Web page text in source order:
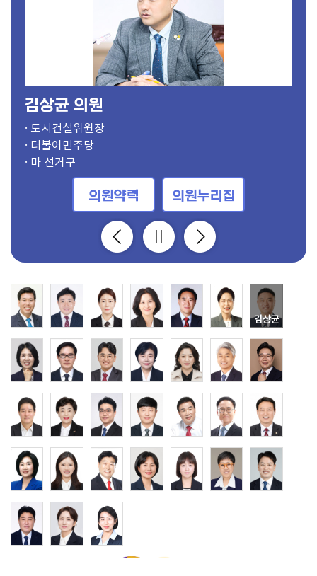
최은희
· 의장
· 더불어민주당
· 가 선거구
의원약력 의원누리집
· 부의장, 보건복지위원
· 국민의힘
· 사 선거구
의원약력 의원누리집
· 의회운영위원장, 도시건설위원
· 더불어민주당
· 다 선거구
의원약력 의원누리집
· 기획행정위원장
· 더불어민주당
· 바 선거구
의원약력 의원누리집
· 경제환경위원장
· 국민의힘
· 마 선거구
의원약력 의원누리집
· 문화체육위원장
· 국민의힘
· 바 선거구
의원약력 의원누리집
· 도시건설위원장
· 더불어민주당
· 마 선거구
의원약력 의원누리집
최은희 의원
· 보건복지위원장
· 더불어민주당
· 가 선거구
의원약력 의원누리집
· 윤리특별위원장, 문화체육위원
· 더불어민주당
· 아 선거구
의원약력 의원누리집
· 의회운영부위원장, 문화체육위원
· 국민의힘
· 라 선거구
의원약력 의원누리집
· 기획행정부위원장
· 국민의힘
· 비례대표
의원약력 의원누리집
· 경제환경부위원장
· 더불어민주당
· 다 선거구
의원약력 의원누리집
· 문화체육부위원장
· 더불어민주당
· 사 선거구
의원약력 의원누리집
· 도시건설부위원장
· 국민의힘
· 가 선거구
의원약력 의원누리집
· 보건복지부위원장
· 국민의힘
· 자 선거구
의원약력 의원누리집
· 윤리특별부위원장, 기획행정위원
· 국민의힘
· 다 선거구
의원약력 의원누리집
· 경제환경위원, 의회운영위원
· 더불어민주당
· 라 선거구
의원약력 의원누리집
· 보건복지위원, 의회운영위원
· 개혁신당
· 라 선거구
의원약력 의원누리집
· 경제환경위원
· 국민의힘
· 나 선거구
의원약력 의원누리집
· 경제환경위원
· 더불어민주당
· 사 선거구
의원약력 의원누리집
· 윤리특별위원, 기획행정위원
· 국민의힘
· 바 선거구
의원약력 의원누리집
· 윤리특별위원, 도시건설위원
· 더불어민주당
· 나 선거구
의원약력 의원누리집
· 보건복지위원
· 더불어민주당
· 비례대표
의원약력 의원누리집
· 도시건설위원, 의회운영위원
· 국민의힘
· 아 선거구
의원약력 의원누리집
· 보건복지위원
· 더불어민주당
· 바 선거구
의원약력 의원누리집
· 기획행정위원, 의회운영위원
· 더불어민주당
· 비례대표
의원약력 의원누리집
· 문화체육위원
· 더불어민주당
· 마 선거구
의원약력 의원누리집
· 문화체육위원
· 더불어민주당
· 자 선거구
의원약력 의원누리집
· 경제환경위원, 의회운영위원
· 더불어민주당
· 자 선거구
의원약력 의원누리집
· 기획행정위원
· 더불어민주당
· 라 선거구
의원약력 의원누리집
· 윤리특별위원, 도시건설위원
· 더불어민주당
· 바 선거구
의원약력 의원누리집